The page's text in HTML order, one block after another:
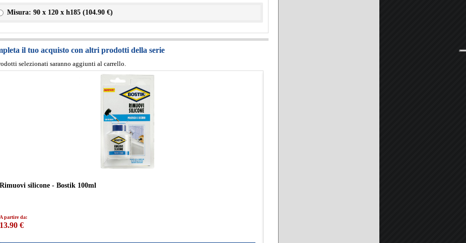
Misura: 90 x 120 x h185 (104.90 €)
il tuo acquisto con altri prodotti della serie
selezionati saranno aggiunti al carrello.
Rimuovi silicone - Bostik 100ml
A partire da:
13.90 €